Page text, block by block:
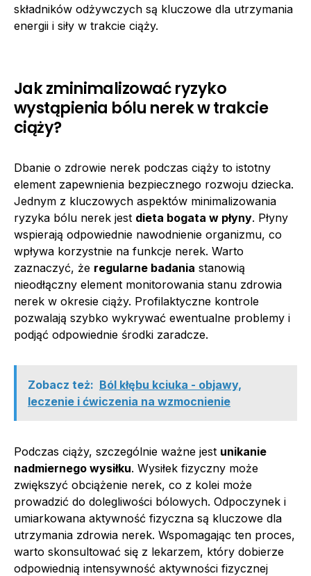
składników odżywczych są kluczowe dla utrzymania
energii i siły w trakcie ciąży.
Jak zminimalizować ryzyko
wystąpienia bólu nerek w trakcie
ciąży?
Dbanie o zdrowie nerek podczas ciąży to istotny
element zapewnienia bezpiecznego rozwoju dziecka.
Jednym z kluczowych aspektów minimalizowania
ryzyka bólu nerek jest dieta bogata w płyny. Płyny
wspierają odpowiednie nawodnienie organizmu, co
wpływa korzystnie na funkcje nerek. Warto
zaznaczyć, że regularne badania stanowią
nieodłączny element monitorowania stanu zdrowia
nerek w okresie ciąży. Profilaktyczne kontrole
pozwalają szybko wykrywać ewentualne problemy i
podjąć odpowiednie środki zaradcze.
Zobacz też: Ból kłębu kciuka - objawy,
leczenie i ćwiczenia na wzmocnienie
Podczas ciąży, szczególnie ważne jest unikanie
nadmiernego wysiłku. Wysiłek fizyczny może
zwiększyć obciążenie nerek, co z kolei może
prowadzić do dolegliwości bólowych. Odpoczynek i
umiarkowana aktywność fizyczna są kluczowe dla
utrzymania zdrowia nerek. Wspomagając ten proces,
warto skonsultować się z lekarzem, który dobierze
odpowiednią intensywność aktywności fizycznej